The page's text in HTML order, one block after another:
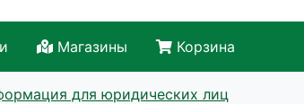
Магазины Корзина
для юридических лиц